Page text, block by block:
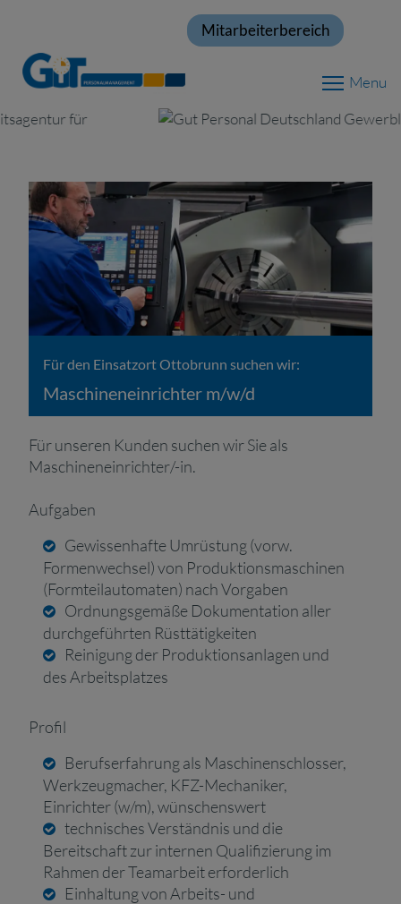
Mitarbeiterbereich
Menu
Für den Einsatzort Ottobrunn suchen wir:
Maschineneinrichter m/w/d
Für unseren Kunden suchen wir Sie als
Maschineneinrichter/-in.
Aufgaben
Gewissenhafte Umrüstung (vorw.
Formenwechsel) von Produktionsmaschinen
(Formteilautomaten) nach Vorgaben
Ordnungsgemäße Dokumentation aller
durchgeführten Rüsttätigkeiten
Reinigung der Produktionsanlagen und
des Arbeitsplatzes
Profil
Berufserfahrung als Maschinenschlosser,
Werkzeugmacher, KFZ-Mechaniker,
Einrichter (w/m), wünschenswert
technisches Verständnis und die
Bereitschaft zur internen Qualifizierung im
Rahmen der Teamarbeit erforderlich
Einhaltung von Arbeits- und